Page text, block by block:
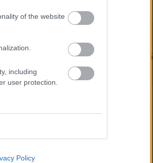
of the website
including
user protection.
Policy
Nincs megjeleníthető
elem